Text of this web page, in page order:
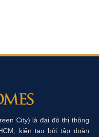
City) là đại đô thị thông
kiến tạo bởi tập đoàn